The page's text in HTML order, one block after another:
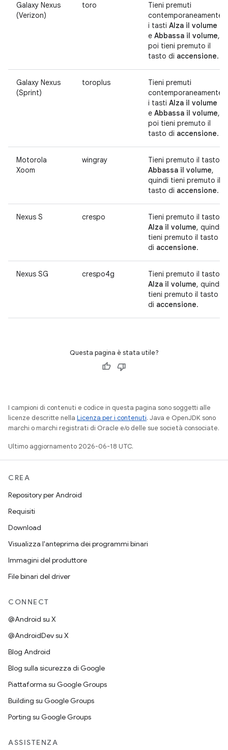
Galaxy Nexus
(Verizon)
toro
Tieni premuti
contemporaneamente
i tasti Alza il volume
e Abbassa il volume,
poi tieni premuto il
tasto di accensione.
Galaxy Nexus
(Sprint)
toroplus
Tieni premuti
contemporaneamente
i tasti Alza il volume
e Abbassa il volume,
poi tieni premuto il
tasto di accensione.
Motorola
Xoom
wingray
Tieni premuto il tasto
Abbassa il volume,
quindi tieni premuto il
tasto di accensione.
Nexus S crespo
Tieni premuto il tasto
Alza il volume, quindi
tieni premuto il tasto
di accensione.
Nexus SG crespo4g
Tieni premuto il tasto
Alza il volume, quindi
tieni premuto il tasto
di accensione.
Questa pagina è stata utile?
I campioni di contenuti e codice in questa pagina sono soggetti alle
licenze descritte nella Licenza per i contenuti. Java e OpenJDK sono
marchi o marchi registrati di Oracle e/o delle sue società consociate.
Ultimo aggiornamento 2026-06-18 UTC.
CREA
Repository per Android
Requisiti
Download
Visualizza l'anteprima dei programmi binari
Immagini del produttore
File binari del driver
CONNECT
@Android su X
@AndroidDev su X
Blog Android
Blog sulla sicurezza di Google
Piattaforma su Google Groups
Building su Google Groups
Porting su Google Groups
ASSISTENZA